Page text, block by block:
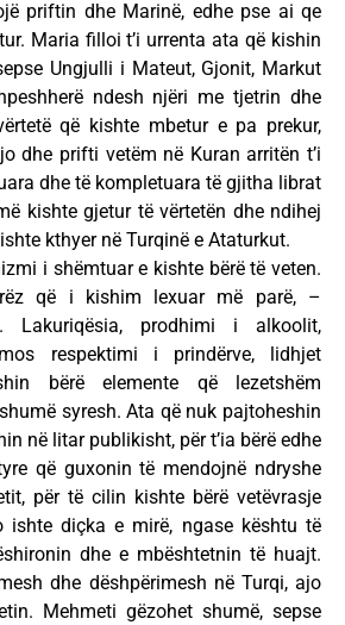
priftin dhe Marinë, edhe pse ai qe
Maria filloi t’i urrenta ata që kishin
Ungjulli i Mateut, Gjonit, Markut
ndesh njëri me tjetrin dhe
që kishte mbetur e pa prekur,
dhe prifti vetëm në Kuran arritën t’i
dhe të kompletuara të gjitha librat
kishte gjetur të vërtetën dhe ndihej
kthyer në Turqinë e Ataturkut.
i shëmtuar e kishte bërë të veten.
që i kishim lexuar më parë, –
Lakuriqësia, prodhimi i alkoolit,
respektimi i prindërve, lidhjet
bërë elemente që lezetshëm
syresh. Ata që nuk pajtoheshin
në litar publikisht, për t’ia bërë edhe
që guxonin të mendojnë ndryshe
për të cilin kishte bërë vetëvrasje
ishte diçka e mirë, ngase kështu të
dhe e mbështetnin të huajt.
dhe dëshpërimesh në Turqi, ajo
Mehmeti gëzohet shumë, sepse